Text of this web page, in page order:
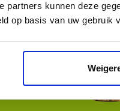
partners kunnen deze
op basis van uw gebruik